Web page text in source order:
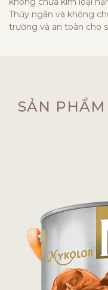
Thủy ngân và không
trường và an toàn cho
SẢN